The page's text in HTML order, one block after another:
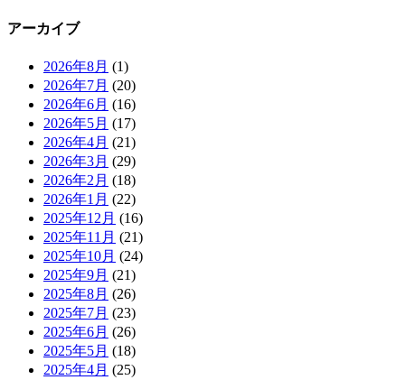
アーカイブ
2026年8月 (1)
2026年7月 (20)
2026年6月 (16)
2026年5月 (17)
2026年4月 (21)
2026年3月 (29)
2026年2月 (18)
2026年1月 (22)
2025年12月 (16)
2025年11月 (21)
2025年10月 (24)
2025年9月 (21)
2025年8月 (26)
2025年7月 (23)
2025年6月 (26)
2025年5月 (18)
2025年4月 (25)